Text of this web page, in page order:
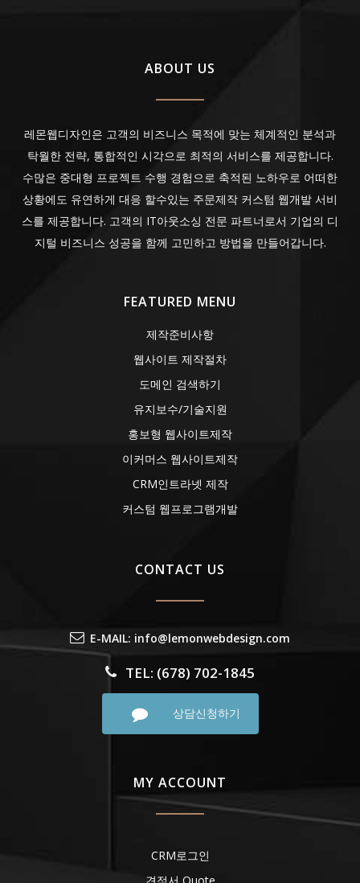
ABOUT US
레몬웹디자인은 고객의 비즈니스 목적에 맞는 체계적인 분석과
탁월한 전략, 통합적인 시각으로 최적의 서비스를 제공합니다.
수많은 중대형 프로젝트 수행 경험으로 축적된 노하우로 어떠한
상황에도 유연하게 대응 할수있는 주문제작 커스텀 웹개발 서비
스를 제공합니다. 고객의 IT아웃소싱 전문 파트너로서 기업의 디
지털 비즈니스 성공을 함께 고민하고 방법을 만들어갑니다.
FEATURED MENU
제작준비사항
웹사이트 제작절차
도메인 검색하기
유지보수/기술지원
홍보형 웹사이트제작
이커머스 웹사이트제작
CRM인트라넷 제작
커스텀 웹프로그램개발
CONTACT US
E-MAIL: info@lemonwebdesign.com
TEL: (678) 702-1845
상담신청하기
MY ACCOUNT
CRM로그인